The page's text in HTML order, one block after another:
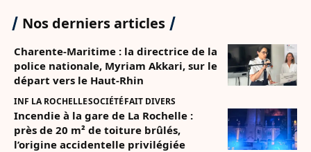
Nos derniers articles
Charente-Maritime : la directrice de la
police nationale, Myriam Akkari, sur le
départ vers le Haut-Rhin
INF LA ROCHELLESOCIÉTÉFAIT DIVERS
Incendie à la gare de La Rochelle :
près de 20 m² de toiture brûlés,
l’origine accidentelle privilégiée